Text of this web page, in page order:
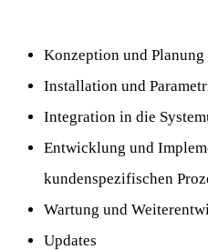
Konzeption und Planung
Installation und
Integration in die
Entwicklung und
kundenspezifischen
Wartung und
Updates